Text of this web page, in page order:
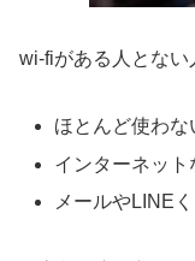
wi-fiがある人とない
ほとんど使わな
インターネッ
メールやLINE